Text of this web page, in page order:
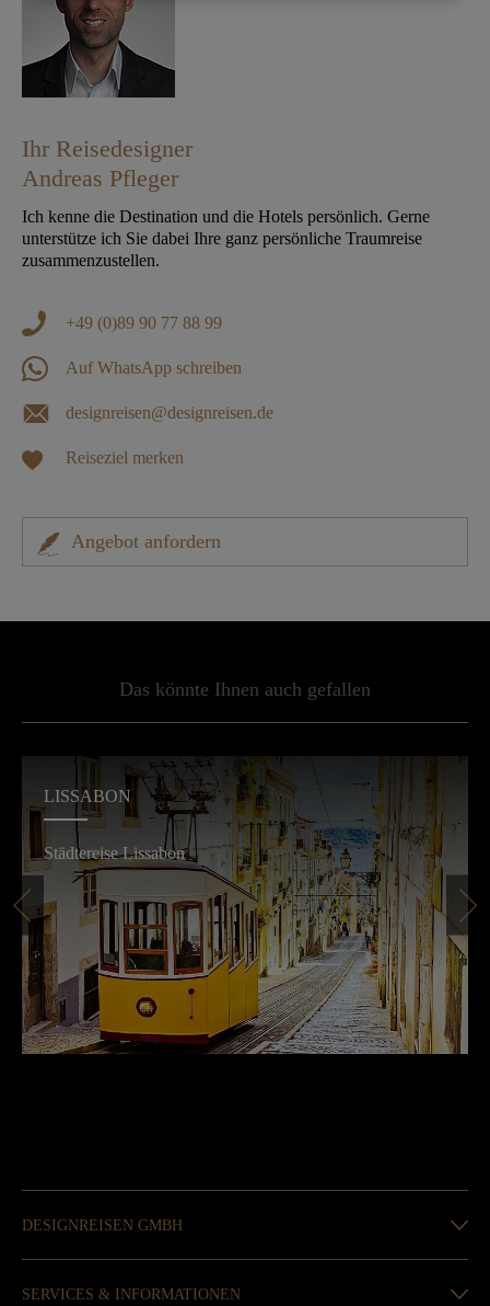
Ihr Reisedesigner
Andreas Pfleger
Ich kenne die Destination und die Hotels persönlich. Gerne
unterstütze ich Sie dabei Ihre ganz persönliche Traumreise
zusammenzustellen.
+49 (0)89 90 77 88 99
Auf WhatsApp schreiben
designreisen@designreisen.de
Reiseziel merken
Angebot anfordern
Das könnte Ihnen auch gefallen
LISSABON
Städtereise Lissabon
DESIGNREISEN GMBH
SERVICES & INFORMATIONEN